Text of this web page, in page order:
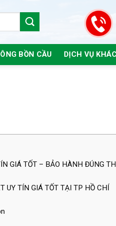
BỒN CẦU DỊCH VỤ KHÁC
GIÁ TỐT – BẢO HÀNH ĐÚNG
UY TÍN GIÁ TỐT TẠI TP HỒ CHÍ